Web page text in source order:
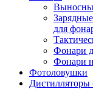
для
Фонари
Фонари
Фотоловушки
Дистилляторы